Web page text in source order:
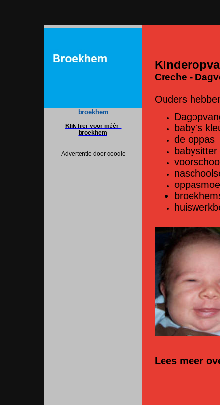
broekhem
Klik hier voor méér
broekhem
Advertentie door google
Creche -
Ouders
baby's
de oppas
Lees meer